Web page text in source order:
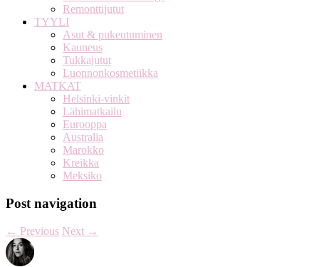
Remonttijutut
TYYLI
Asut & pukeutuminen
Kauneus
Tukkajutut
Luonnonkosmetiikka
MATKAT
Helsinki-vinkit
Lähimatkailu
Eurooppa
Australia
Marokko
Kreikka
Meksiko
Post navigation
← Previous Next →